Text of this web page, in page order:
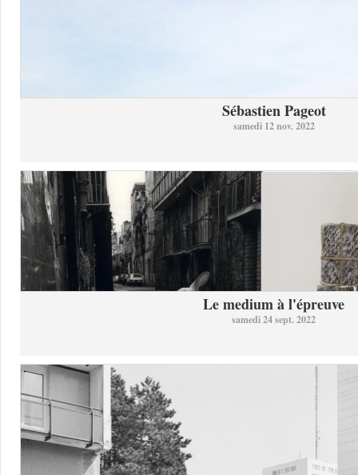
Sébastien Pageot
samedi 12 nov. 2022
Le medium à l'épreuve
samedi 24 sept. 2022